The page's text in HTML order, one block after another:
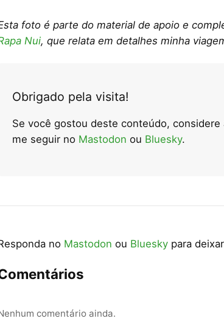
foto é parte do material de apoio e
Nui, que relata em detalhes minha
Obrigado pela visita!
Se você gostou deste conteúdo, considere
me seguir no Mastodon ou Bluesky.
no Mastodon ou Bluesky para
comentário ainda.